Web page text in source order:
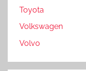
Toyota
Volkswagen
Volvo